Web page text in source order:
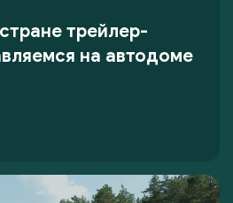
трейлер-
на автодоме